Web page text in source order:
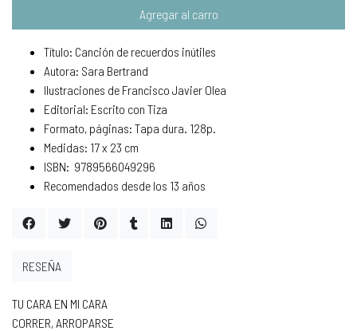
Agregar al carro
Título: Canción de recuerdos inútiles
Autora: Sara Bertrand
Ilustraciones de Francisco Javier Olea
Editorial: Escrito con Tiza
Formato, páginas: Tapa dura. 128p.
Medidas: 17 x 23 cm
ISBN: 9789566049296
Recomendados desde los 13 años
TU CARA EN MI CARA
CORRER, ARROPARSE
RESEÑA